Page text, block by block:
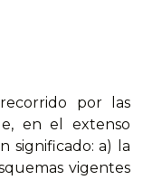
por las
en el extenso
significado: a) la
vigentes